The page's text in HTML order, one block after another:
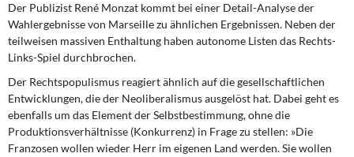
Der Publizist René Monzat kommt bei einer Detail-Analyse der
Wahlergebnisse von Marseille zu ähnlichen Ergebnissen. Neben der
teilweisen massiven Enthaltung haben autonome Listen das Rechts-
Links-Spiel durchbrochen.
Der Rechtspopulismus reagiert ähnlich auf die gesellschaftlichen
Entwicklungen, die der Neoliberalismus ausgelöst hat. Dabei geht es
ebenfalls um das Element der Selbstbestimmung, ohne die
Produktionsverhältnisse (Konkurrenz) in Frage zu stellen: »Die
Franzosen wollen wieder Herr im eigenen Land werden. Sie wollen